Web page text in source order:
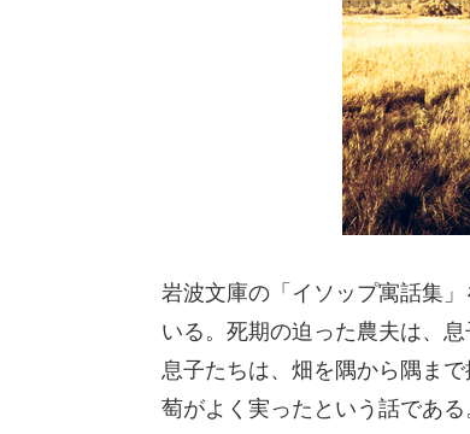
岩波文庫の「イソップ寓話集
いる。死期の迫った農夫は、
息子たちは、畑を隅から隅ま
萄がよく実ったという話であ